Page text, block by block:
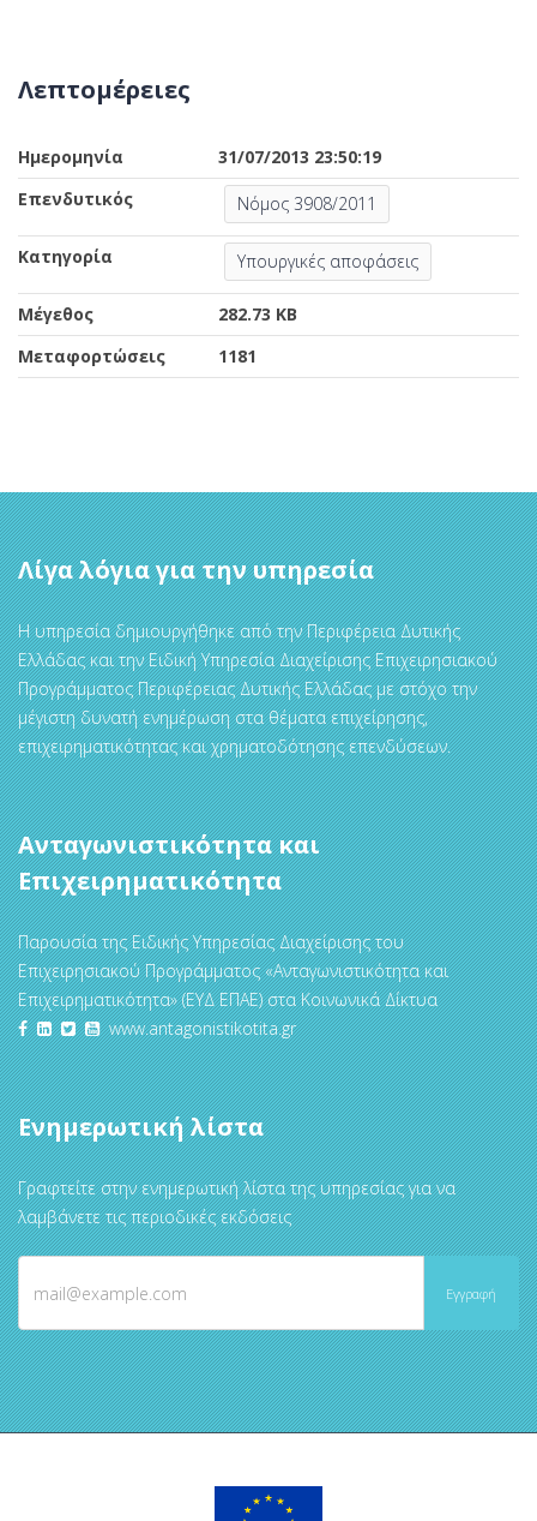
Λεπτομέρειες
Ημερομηνία
31/07/2013 23:50:19
Επενδυτικός
Νόμος 3908/2011
Κατηγορία Υπουργικές αποφάσεις
Μέγεθος
282.73 KB
Μεταφορτώσεις
1181
Λίγα λόγια για την υπηρεσία
Η υπηρεσία δημιουργήθηκε από την Περιφέρεια Δυτικής
Ελλάδας και την Ειδική Υπηρεσία Διαχείρισης Επιχειρησιακού
Προγράμματος Περιφέρειας Δυτικής Ελλάδας με στόχο την
μέγιστη δυνατή ενημέρωση στα θέματα επιχείρησης,
επιχειρηματικότητας και χρηματοδότησης επενδύσεων.
Ανταγωνιστικότητα και
Επιχειρηματικότητα
Παρουσία της Ειδικής Υπηρεσίας Διαχείρισης του
Επιχειρησιακού Προγράμματος «Ανταγωνιστικότητα και
Επιχειρηματικότητα» (ΕΥΔ ΕΠΑΕ) στα Κοινωνικά Δίκτυα
www.antagonistikotita.gr
Ενημερωτική λίστα
Γραφτείτε στην ενημερωτική λίστα της υπηρεσίας για να
λαμβάνετε τις περιοδικές εκδόσεις